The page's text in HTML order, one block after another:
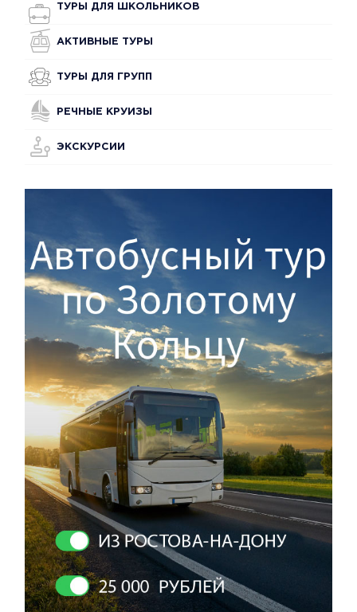
ТУРЫ ДЛЯ ШКОЛЬНИКОВ
АКТИВНЫЕ ТУРЫ
ТУРЫ ДЛЯ ГРУПП
РЕЧНЫЕ КРУИЗЫ
ЭКСКУРСИИ